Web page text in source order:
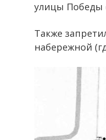
улицы Победы
Также
набережной